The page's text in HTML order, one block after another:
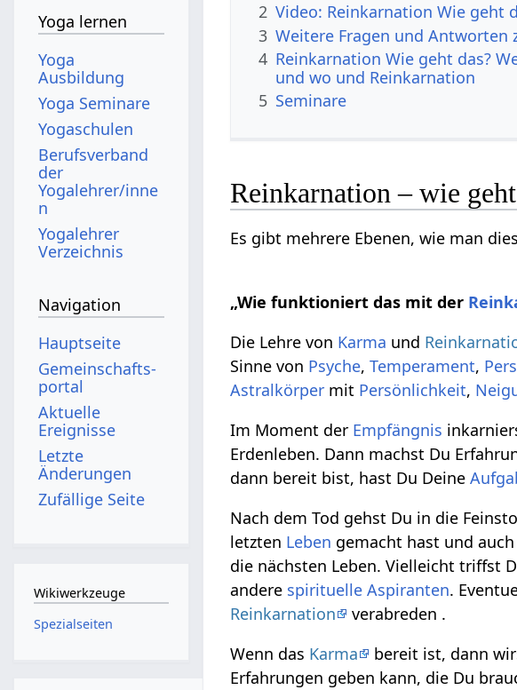
2 Video: Reinkarnation Wie geht
3 Weitere Fragen und Antworten
4 Reinkarnation Wie geht das?
und wo und Reinkarnation
5 Seminare
Reinkarnation – wie
Es gibt mehrere Ebenen, wie man
„Wie funktioniert das mit der
Die Lehre von Karma und
Sinne von Psyche,Temperament,
Astralkörper mit Persönlichkeit,
Im Moment der Empfängnis
Erdenleben. Dann machst Du
dann bereit bist, hast Du Deine
Nach dem Tod gehst Du in die
letzten Leben gemacht hast und
die nächsten Leben. Vielleicht triffst
andere spirituelle Aspiranten.
Reinkarnation
verabreden .
Wenn das Karma
bereit ist, dann
Erfahrungen geben kann, die Du
Yoga lernen
Yoga
Ausbildung
Yoga Seminare
Yogaschulen
Berufsverband
der
Yogalehrer/inne
n
Yogalehrer
Verzeichnis
Navigation
Hauptseite
Gemeinschafts­
portal
Aktuelle
Ereignisse
Letzte
Änderungen
Zufällige Seite
Wikiwerkzeuge
Spezialseiten